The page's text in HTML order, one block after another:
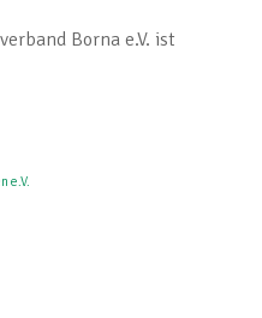
Borna e.V. ist
e.V.